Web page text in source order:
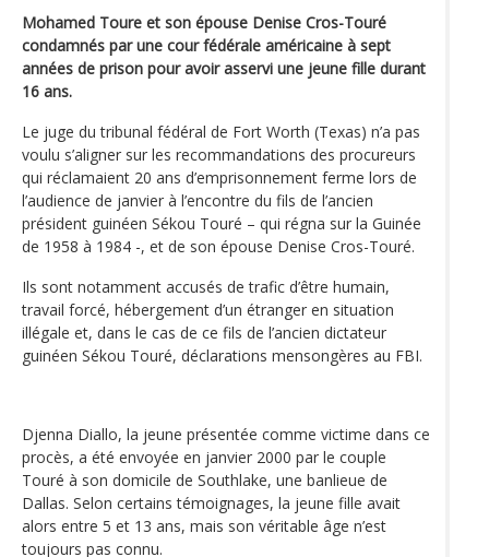
Mohamed Toure et son épouse Denise Cros-Touré
condamnés par une cour fédérale américaine à sept
années de prison pour avoir asservi une jeune fille durant
16 ans.
Le juge du tribunal fédéral de Fort Worth (Texas) n’a pas
voulu s’aligner sur les recommandations des procureurs
qui réclamaient 20 ans d’emprisonnement ferme lors de
l’audience de janvier à l’encontre du fils de l’ancien
président guinéen Sékou Touré – qui régna sur la Guinée
de 1958 à 1984 -, et de son épouse Denise Cros-Touré.
Ils sont notamment accusés de trafic d’être humain,
travail forcé, hébergement d’un étranger en situation
illégale et, dans le cas de ce fils de l’ancien dictateur
guinéen Sékou Touré, déclarations mensongères au FBI.
Djenna Diallo, la jeune présentée comme victime dans ce
procès, a été envoyée en janvier 2000 par le couple
Touré à son domicile de Southlake, une banlieue de
Dallas. Selon certains témoignages, la jeune fille avait
alors entre 5 et 13 ans, mais son véritable âge n’est
toujours pas connu.